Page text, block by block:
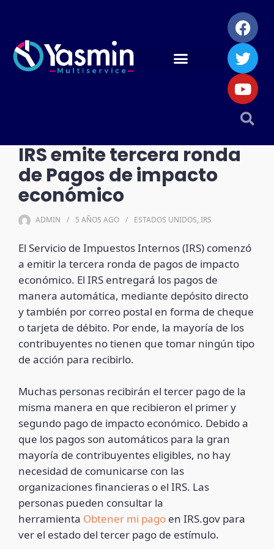
IRS emite tercera ronda
de Pagos de impacto
económico
ADMIN 5 AÑOS AGO ESTADOS UNIDOS, IRS
El Servicio de Impuestos Internos (IRS) comenzó
a emitir la tercera ronda de pagos de impacto
económico. El IRS entregará los pagos de
manera automática, mediante depósito directo
y también por correo postal en forma de cheque
o tarjeta de débito. Por ende, la mayoría de los
contribuyentes no tienen que tomar ningún tipo
de acción para recibirlo.
Muchas personas recibirán el tercer pago de la
misma manera en que recibieron el primer y
segundo pago de impacto económico. Debido a
que los pagos son automáticos para la gran
mayoría de contribuyentes eligibles, no hay
necesidad de comunicarse con las
organizaciones financieras o el IRS. Las
personas pueden consultar la
herramienta Obtener mi pago en IRS.gov para
ver el estado del tercer pago de estímulo.